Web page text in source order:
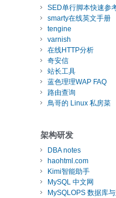
SED单行脚本快速参
smarty在线英文手册
tengine
varnish
在线HTTP分析
奇安信
站长工具
蓝色理理WAP FAQ
路由查询
鳥哥的 Linux 私房菜
架构研发
DBA notes
haohtml.com
Kimi智能助手
MySQL 中文网
MySQLOPS 数据库